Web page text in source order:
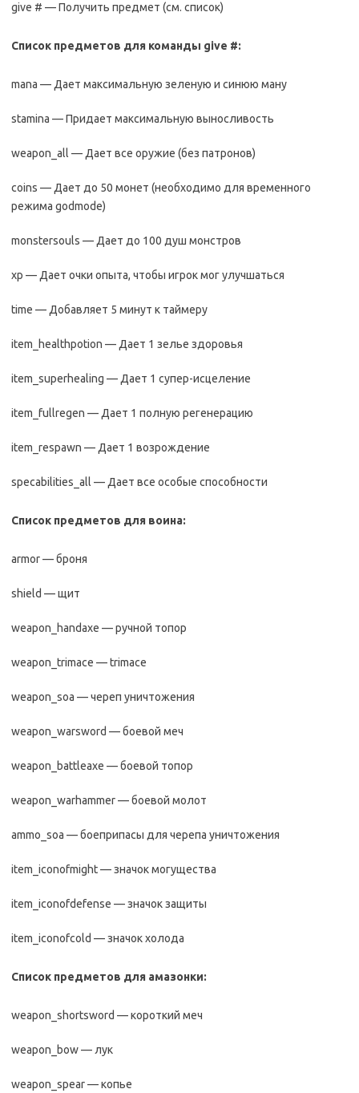
give # — Получить предмет (см. список)
Список предметов для команды give #:
mana — Дает максимальную зеленую и синюю ману
stamina — Придает максимальную выносливость
weapon_all — Дает все оружие (без патронов)
coins — Дает до 50 монет (необходимо для временного
режима godmode)
monstersouls — Дает до 100 душ монстров
xp — Дает очки опыта, чтобы игрок мог улучшаться
time — Добавляет 5 минут к таймеру
item_healthpotion — Дает 1 зелье здоровья
item_superhealing — Дает 1 супер-исцеление
item_fullregen — Дает 1 полную регенерацию
item_respawn — Дает 1 возрождение
specabilities_all — Дает все особые способности
Список предметов для воина:
armor — броня
shield — щит
weapon_handaxe — ручной топор
weapon_trimace — trimace
weapon_soa — череп уничтожения
weapon_warsword — боевой меч
weapon_battleaxe — боевой топор
weapon_warhammer — боевой молот
ammo_soa — боеприпасы для черепа уничтожения
item_iconofmight — значок могущества
item_iconofdefense — значок защиты
item_iconofcold — значок холода
Список предметов для амазонки:
weapon_shortsword — короткий меч
weapon_bow — лук
weapon_spear — копье